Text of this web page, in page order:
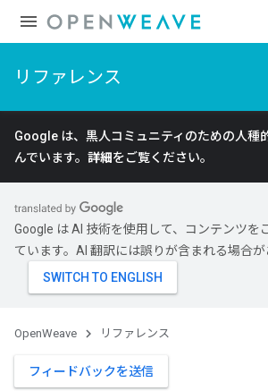
リファレンス
Google は、黒人コミュニティのための人種
んでいます。 詳細をご覧ください。
Google は AI 技術を使用して、コンテンツを
ています。AI 翻訳には誤りが含まれる場合が
OpenWeave リファレンス
フィードバックを送信